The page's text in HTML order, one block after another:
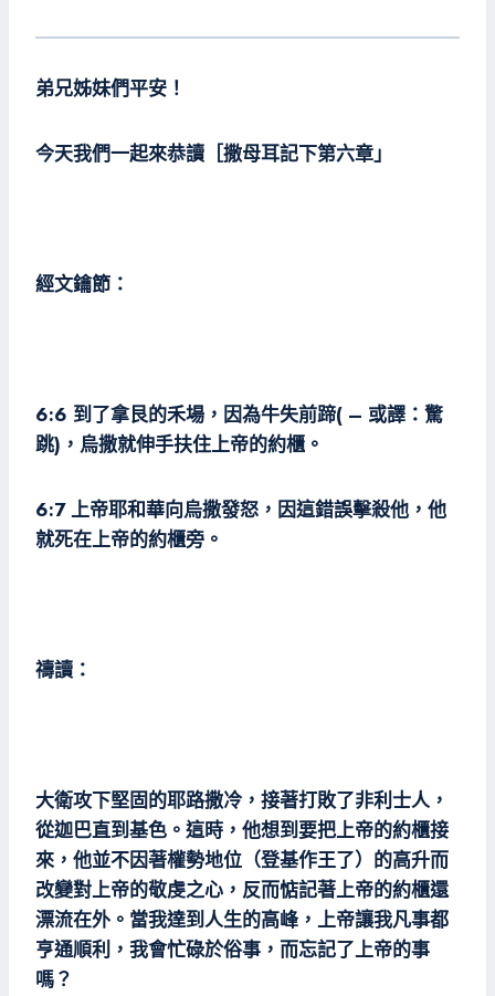
弟兄姊妹們平安！
今天我們一起來恭讀［撒母耳記下第六章」
經文鑰節：
6:6 到了拿艮的禾場，因為牛失前蹄( – 或譯：驚
跳)，烏撒就伸手扶住上帝的約櫃。
6:7 上帝耶和華向烏撒發怒，因這錯誤擊殺他，他
就死在上帝的約櫃旁。
禱讀：
大衛攻下堅固的耶路撒冷，接著打敗了非利士人，
從迦巴直到基色。這時，他想到要把上帝的約櫃接
來，他並不因著權勢地位（登基作王了）的高升而
改變對上帝的敬虔之心，反而惦記著上帝的約櫃還
漂流在外。當我達到人生的高峰，上帝讓我凡事都
亨通順利，我會忙碌於俗事，而忘記了上帝的事
嗎？